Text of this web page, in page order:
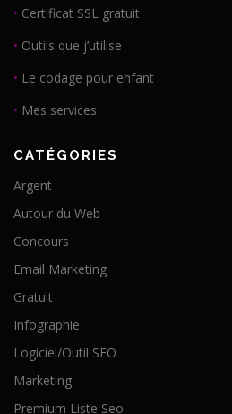
• Certificat SSL gratuit
• Outils que j’utilise
• Le codage pour enfant
• Mes services
CATÉGORIES
Argent
Autour du Web
Concours
Email Marketing
Gratuit
Infographie
Logiciel/Outil SEO
Marketing
Premium Liste Seo